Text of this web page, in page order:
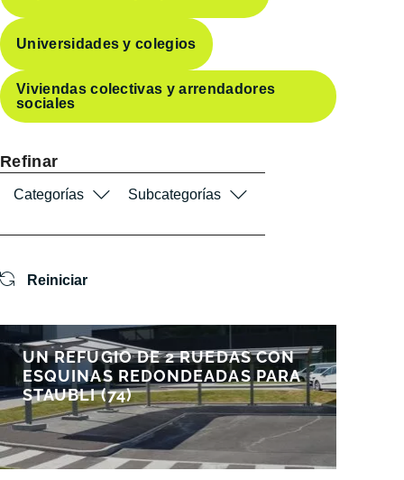
Universidades y colegios
Viviendas colectivas y arrendadores
sociales
Refinar
Categorías Subcategorías
Reiniciar
UN REFUGIO DE 2 RUEDAS CON
ESQUINAS REDONDEADAS PARA
STAUBLI (74)